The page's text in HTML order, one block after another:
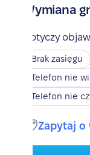
Wymiana
Dotyczy
Brak zasięgu
Telefon nie
Telefon nie
Zapytaj o